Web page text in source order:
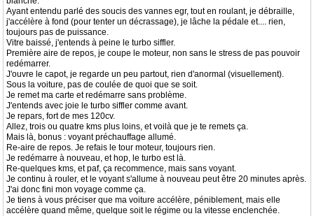
Ayant entendu parlé des soucis des vannes egr, tout en roulant, je débraille,
j'accélère à fond (pour tenter un décrassage), je lâche la pédale et.... rien,
toujours pas de puissance.
Vitre baissé, j'entends à peine le turbo siffler.
Première aire de repos, je coupe le moteur, non sans le stress de pas pouvoir
redémarrer.
J'ouvre le capot, je regarde un peu partout, rien d'anormal (visuellement).
Sous la voiture, pas de coulée de quoi que se soit.
Je remet ma carte et redémarre sans problème.
J'entends avec joie le turbo siffler comme avant.
Je repars, fort de mes 120cv.
Allez, trois ou quatre kms plus loins, et voilà que je te remets ça.
Mais là, bonus : voyant préchauffage allumé.
Re-aire de repos. Je refais le tour moteur, toujours rien.
Je redémarre à nouveau, et hop, le turbo est là.
Re-quelques kms, et paf, ça recommence, mais sans voyant.
Je continu à rouler, et le voyant s'allume à nouveau peut être 20 minutes après.
J'ai donc fini mon voyage comme ça.
Je tiens à vous préciser que ma voiture accélère, péniblement, mais elle
accélère quand même, quelque soit le régime ou la vitesse enclenchée.